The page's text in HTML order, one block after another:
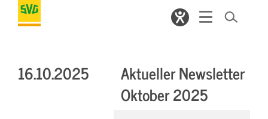
16.10.2025
Aktueller Newsletter
Oktober 2025